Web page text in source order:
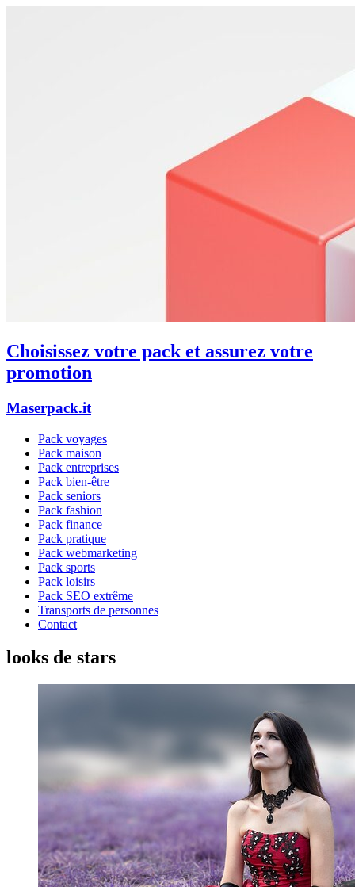
Choisissez votre pack et assurez votre
promotion
Maserpack.it
Pack voyages
Pack maison
Pack entreprises
Pack bien-être
Pack seniors
Pack fashion
Pack finance
Pack pratique
Pack webmarketing
Pack sports
Pack loisirs
Pack SEO extrême
Transports de personnes
Contact
looks de stars